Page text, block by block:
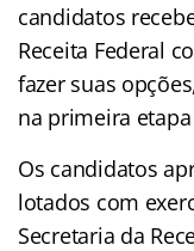
candidatos
Receita Federal
fazer suas
na primeira
Os candidatos
lotados com
Secretaria da